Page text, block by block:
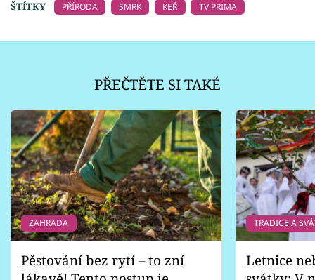
ŠTÍTKY PŘÍRODA SMRK KEŘ TV PRIMA
PŘEČTĚTE SI TAKÉ
ZAHRADA
Pěstování bez rytí – to zní
TRADICE A
Letnice